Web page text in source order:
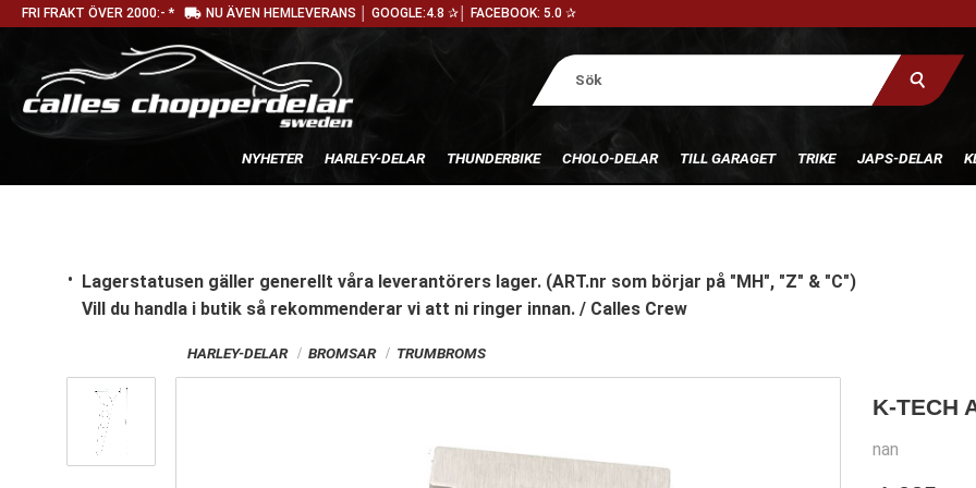
FRI FRAKT ÖVER 2000:- * local_shipping NU ÄVEN HEMLEVERANS │ GOOGLE:4.8 ✰│ FACEBOOK: 5.0 ✰
NYHETER HARLEY-DELAR THUNDERBIKE CHOLO-DELAR TILL GARAGET TRIKE JAPS-DELAR
Lagerstatusen gäller generellt våra leverantörers lager. (ART.nr som börjar på "MH", "Z" & "C")
Vill du handla i butik så rekommenderar vi att ni ringer innan. / Calles Crew
HARLEY-DELAR BROMSAR TRUMBROMS
K-TECH
nan